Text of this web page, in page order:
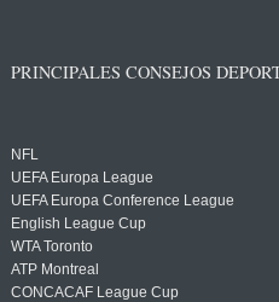
PRINCIPALES CONSEJOS
NFL
UEFA Europa League
UEFA Europa Conference League
English League Cup
WTA Toronto
ATP Montreal
CONCACAF League Cup